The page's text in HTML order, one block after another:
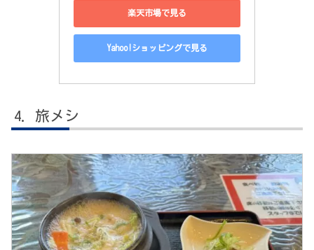
楽天市場で見る
Yahoo!ショッピングで見る
旅メシ